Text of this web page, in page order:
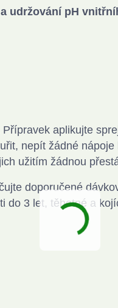
udržování pH
aplikujte
nepít žádné nápoje
užitím žádnou
doporučené
do 3 let, těhotné a